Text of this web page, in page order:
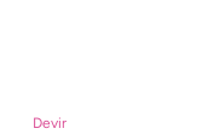
Devir